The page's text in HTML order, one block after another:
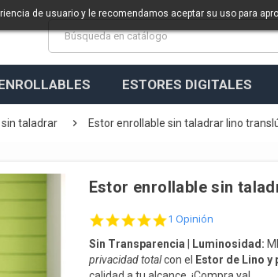
de usuario y le recomendamos aceptar su uso para
ESTORES DIGITALES
sin taladrar  Estor enrollable sin taladrar lino
Estor enrollable sin
5.0 star rating
1 Opinión
Sin Transparencia Luminosidad:
privacidad totalcon el Estor de Lino